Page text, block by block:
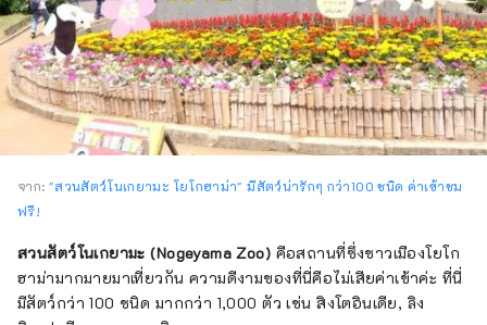
จาก: "สวนสัตว์โนเกยามะ โยโกฮาม่า" มีสัตว์น่ารักๆ กว่า100 ชนิด ค่าเข้าชม
ฟรี!
สวนสัตว์โนเกยามะ (Nogeyama Zoo) คือสถานที่ซึ่งชาวเมืองโยโก
ฮาม่ามากมายมาเที่ยวกัน ความดีงามของที่นี่คือไม่เสียค่าเข้าค่ะ ที่นี่
มีสัตว์กว่า 100 ชนิด มากกว่า 1,000 ตัว เช่น สิงโตอินเดีย, ลิง